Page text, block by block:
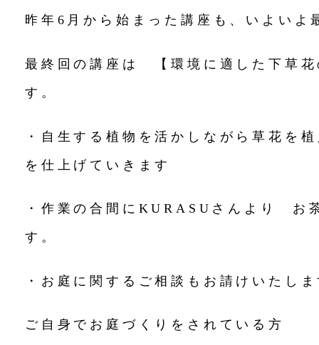
昨年6月から始まった講座も、いよいよ
最終回の講座は 【環境に適した下草
す。
・自生する植物を活かしながら草花を
を仕上げていきます
・作業の合間にKURASUさんより お
す。
・お庭に関するご相談もお請けいたし
ご自身でお庭づくりをされている方